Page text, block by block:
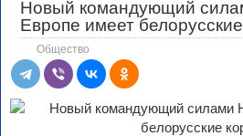
Новый командующий
Европе имеет
Общество